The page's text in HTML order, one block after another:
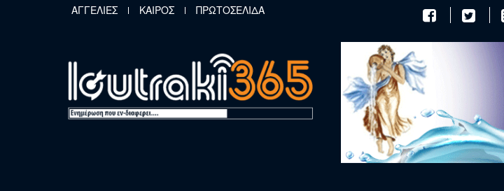
Παράκαμψη προς το κυρίως περιεχόμενο
ΑΓΓΕΛΙΕΣ ΚΑΙΡΟΣ ΠΡΩΤΟΣΕΛΙΔΑ